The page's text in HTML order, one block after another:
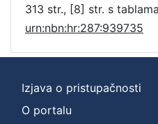
313 str., [8] str. s tablama
urn:nbn:hr:287:939735
Izjava o pristupačnosti
O portalu